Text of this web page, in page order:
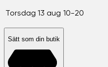
Torsdag 13 aug 10-20
Sätt som din butik